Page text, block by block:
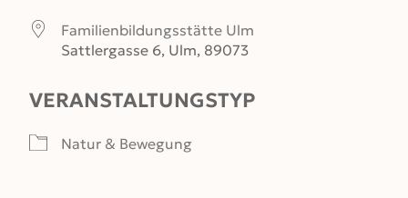
Familienbildungsstätte Ulm
Sattlergasse 6, Ulm, 89073
VERANSTALTUNGSTYP
Natur & Bewegung